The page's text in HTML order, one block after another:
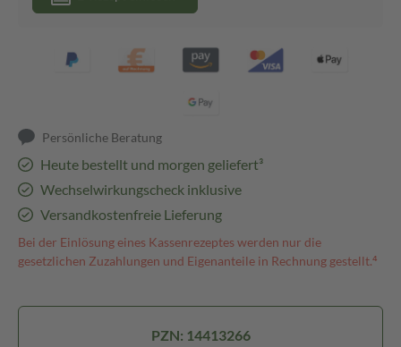
Persönliche Beratung
Heute bestellt und morgen geliefert³
Wechselwirkungscheck inklusive
Versandkostenfreie Lieferung
Bei der Einlösung eines Kassenrezeptes werden nur die
gesetzlichen Zuzahlungen und Eigenanteile in Rechnung gestellt.⁴
PZN: 14413266